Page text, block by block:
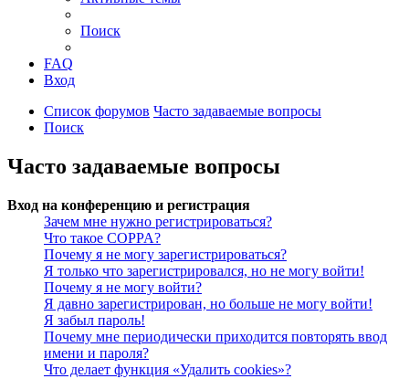
Поиск
FAQ
Вход
Список форумов Часто задаваемые вопросы
Поиск
Часто задаваемые вопросы
Вход на конференцию и регистрация
Зачем мне нужно регистрироваться?
Что такое COPPA?
Почему я не могу зарегистрироваться?
Я только что зарегистрировался, но не могу войти!
Почему я не могу войти?
Я давно зарегистрирован, но больше не могу войти!
Я забыл пароль!
Почему мне периодически приходится повторять ввод
имени и пароля?
Что делает функция «Удалить cookies»?